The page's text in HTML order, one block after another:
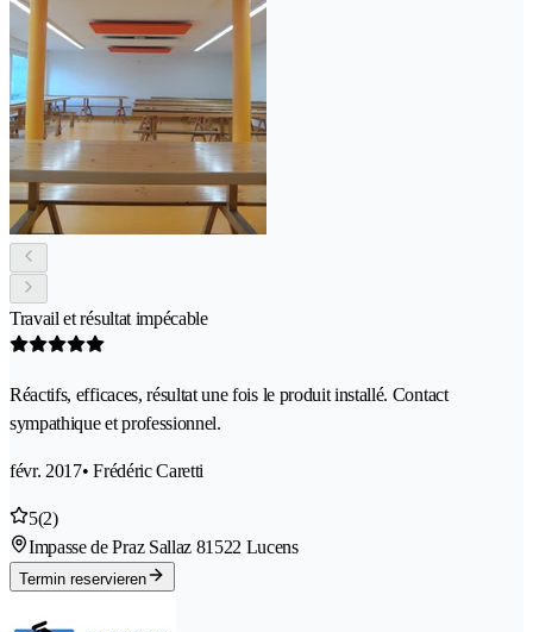
Travail et résultat impécable
Réactifs, efficaces, résultat une fois le produit installé. Contact
sympathique et professionnel.
févr. 2017• Frédéric Caretti
5(2)
Impasse de Praz Sallaz 81522 Lucens
Termin reservieren